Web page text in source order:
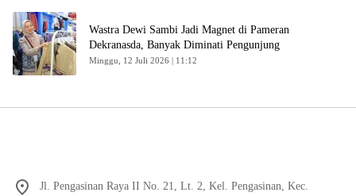
Wastra Dewi Sambi Jadi Magnet di Pameran
Dekranasda, Banyak Diminati Pengunjung
Minggu, 12 Juli 2026 | 11:12
Jl. Pengasinan Raya II No. 21, Lt. 2, Kel. Pengasinan, Kec.